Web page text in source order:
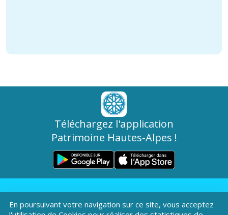
Téléchargez l'application
Patrimoine Hautes-Alpes !
En poursuivant votre navigation sur ce site, vous acceptez